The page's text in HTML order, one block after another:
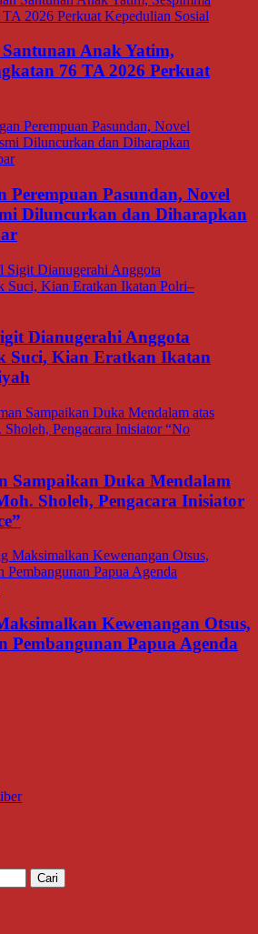
Santunan Anak Yatim,
76 TA 2026 Perkuat
Perempuan Pasundan, Novel
Diluncurkan dan Diharapkan
Dianugerahi Anggota
Suci, Kian Eratkan Ikatan
Sampaikan Duka Mendalam
Sholeh, Pengacara Inisiator
Kewenangan Otsus,
Pembangunan Papua Agenda